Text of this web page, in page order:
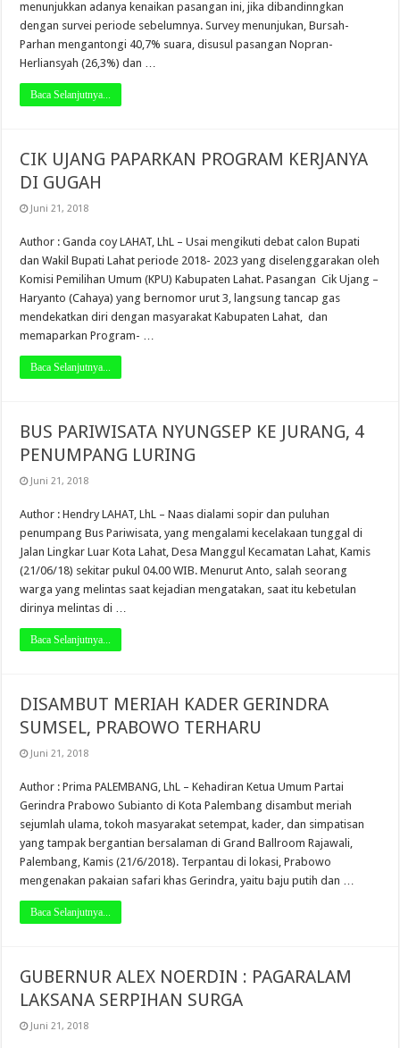
menunjukkan adanya kenaikan pasangan ini, jika dibandinngkan
dengan survei periode sebelumnya. Survey menunjukan, Bursah-
Parhan mengantongi 40,7% suara, disusul pasangan Nopran-
Herliansyah (26,3%) dan …
Baca Selanjutnya...
CIK UJANG PAPARKAN PROGRAM KERJANYA
DI GUGAH
Juni 21, 2018
Author : Ganda coy LAHAT, LhL – Usai mengikuti debat calon Bupati
dan Wakil Bupati Lahat periode 2018- 2023 yang diselenggarakan oleh
Komisi Pemilihan Umum (KPU) Kabupaten Lahat. Pasangan Cik Ujang –
Haryanto (Cahaya) yang bernomor urut 3, langsung tancap gas
mendekatkan diri dengan masyarakat Kabupaten Lahat, dan
memaparkan Program- …
Baca Selanjutnya...
BUS PARIWISATA NYUNGSEP KE JURANG, 4
PENUMPANG LURING
Juni 21, 2018
Author : Hendry LAHAT, LhL – Naas dialami sopir dan puluhan
penumpang Bus Pariwisata, yang mengalami kecelakaan tunggal di
Jalan Lingkar Luar Kota Lahat, Desa Manggul Kecamatan Lahat, Kamis
(21/06/18) sekitar pukul 04.00 WIB. Menurut Anto, salah seorang
warga yang melintas saat kejadian mengatakan, saat itu kebetulan
dirinya melintas di …
Baca Selanjutnya...
DISAMBUT MERIAH KADER GERINDRA
SUMSEL, PRABOWO TERHARU
Juni 21, 2018
Author : Prima PALEMBANG, LhL – Kehadiran Ketua Umum Partai
Gerindra Prabowo Subianto di Kota Palembang disambut meriah
sejumlah ulama, tokoh masyarakat setempat, kader, dan simpatisan
yang tampak bergantian bersalaman di Grand Ballroom Rajawali,
Palembang, Kamis (21/6/2018). Terpantau di lokasi, Prabowo
mengenakan pakaian safari khas Gerindra, yaitu baju putih dan …
Baca Selanjutnya...
GUBERNUR ALEX NOERDIN : PAGARALAM
LAKSANA SERPIHAN SURGA
Juni 21, 2018